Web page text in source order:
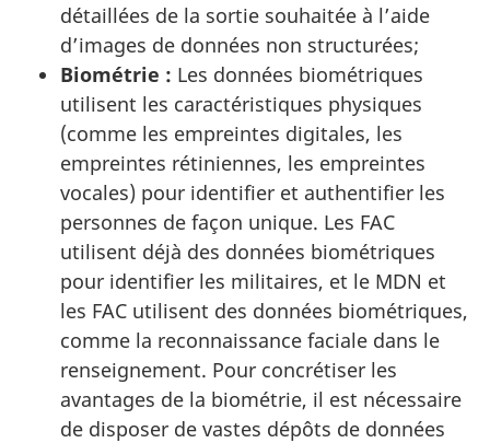
détaillées de la sortie souhaitée à l’aide
d’images de données non structurées;
Biométrie : Les données biométriques
utilisent les caractéristiques physiques
(comme les empreintes digitales, les
empreintes rétiniennes, les empreintes
vocales) pour identifier et authentifier les
personnes de façon unique. Les FAC
utilisent déjà des données biométriques
pour identifier les militaires, et le MDN et
les FAC utilisent des données biométriques,
comme la reconnaissance faciale dans le
renseignement. Pour concrétiser les
avantages de la biométrie, il est nécessaire
de disposer de vastes dépôts de données